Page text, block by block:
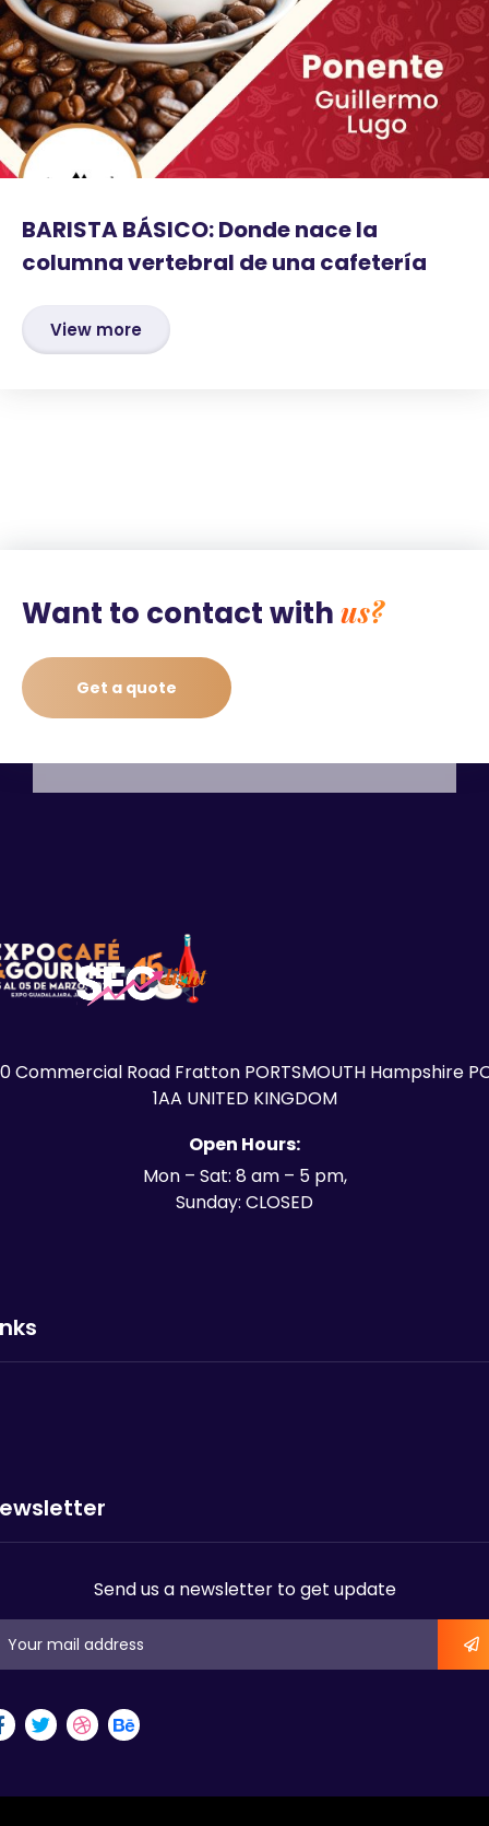
BARISTA BÁSICO: Donde nace la
columna vertebral de una cafetería
View more
Want to contact with us?
Get a quote
Commercial Road Fratton PORTSMOUTH Hampshire
1AA UNITED KINGDOM
Open Hours:
Mon – Sat: 8 am – 5 pm,
Sunday: CLOSED
Send us a newsletter to get update